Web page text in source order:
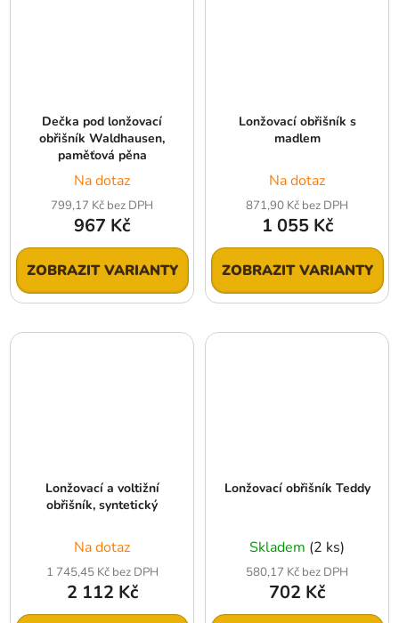
Dečka pod lonžovací
obřišník Waldhausen,
paměťová pěna
Na dotaz
799,17 Kč bez DPH
967 Kč
ZOBRAZIT VARIANTY
Lonžovací obřišník s
madlem
Na dotaz
871,90 Kč bez DPH
1 055 Kč
ZOBRAZIT VARIANTY
Lonžovací a voltižní
obřišník, syntetický
Na dotaz
1 745,45 Kč bez DPH
2 112 Kč
Lonžovací obřišník Teddy
Skladem (2 ks)
580,17 Kč bez DPH
702 Kč